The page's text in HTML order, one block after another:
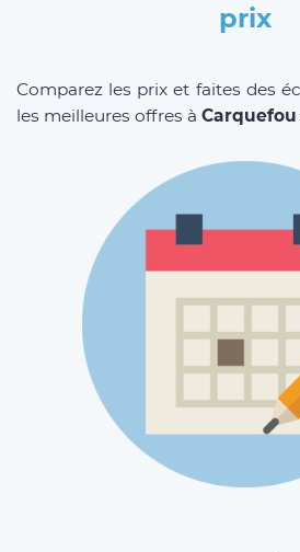
prix
Comparez les prix et faites des
les meilleures offres à Carquefou